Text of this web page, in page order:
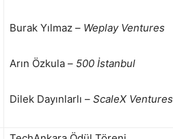
Burak Yılmaz – Weplay Ventures
Arın Özkula – 500 İstanbul
Dilek Dayınlarlı – ScaleX Ventures